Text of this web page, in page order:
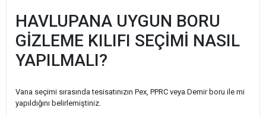
HAVLUPANA UYGUN BORU
GİZLEME KILIFI SEÇİMİ NASIL
YAPILMALI?
Vana seçimi sırasında tesisatınızın Pex, PPRC veya Demir boru ile mi
yapıldığını belirlemiştiniz.